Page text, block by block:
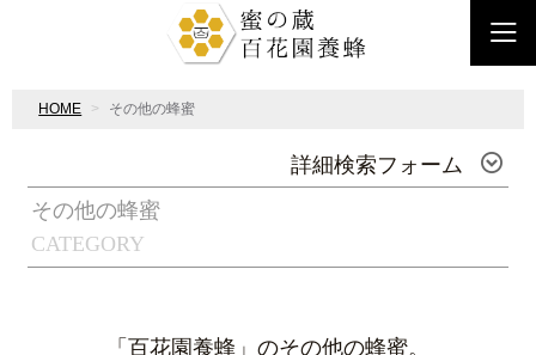
HOME その他の蜂蜜
詳細検索フォーム
CATEGORY
その他の蜂蜜
「百花園養蜂」のその他の蜂蜜。